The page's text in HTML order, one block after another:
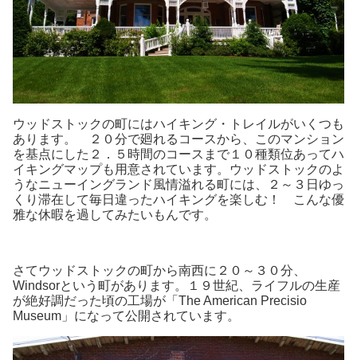
ウッドストックの町にはハイキング・トレイルがいくつも
あります。 ２０分で廻れるコースから、このマンション
を基点にした２．５時間のコースまで１０種類位あってハ
イキングマップも用意されています。ウッドストックのよ
うなニューイングランド風情溢れる町には、２～３日ゆっ
くり滞在して毎日違ったハイキングを楽しむ！ こんな優
雅な休暇を過してみたいもんです。
さてウッドストックの町から南西に２０～３０分、
Windsorという町があります。１９世紀、ライフルの生産
が絶好調だった頃の工場が「The American Precisio
Museum」になって公開されています。